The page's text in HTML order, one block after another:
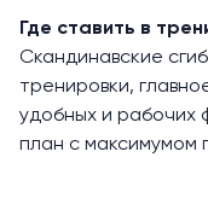
Где ставить в
Скандинавские
тренировки,
удобных и рабочих
план с максимумом